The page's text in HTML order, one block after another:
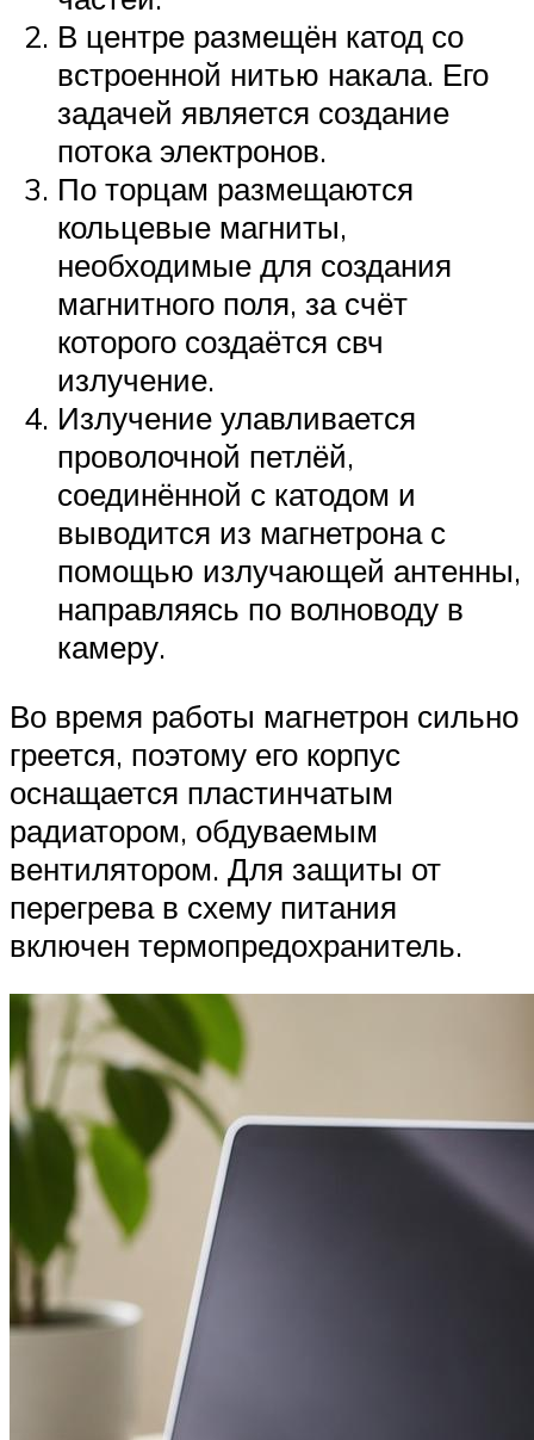
В центре размещён катод со
встроенной нитью накала. Его
задачей является создание
потока электронов.
По торцам размещаются
кольцевые магниты,
необходимые для создания
магнитного поля, за счёт
которого создаётся свч
излучение.
Излучение улавливается
проволочной петлёй,
соединённой с катодом и
выводится из магнетрона с
помощью излучающей антенны,
направляясь по волноводу в
камеру.
Во время работы магнетрон сильно
греется, поэтому его корпус
оснащается пластинчатым
радиатором, обдуваемым
вентилятором. Для защиты от
перегрева в схему питания
включен термопредохранитель.